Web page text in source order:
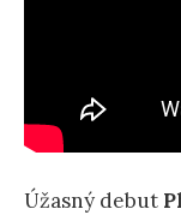
Úžasný debut